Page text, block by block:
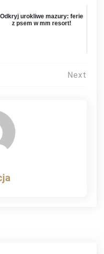
Odkryj urokliwe mazury: ferie
z psem w mm resort!
Next